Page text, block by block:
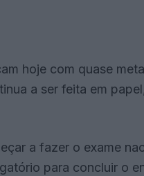
hoje com quase
a ser feita em
a fazer o exame
para concluir o